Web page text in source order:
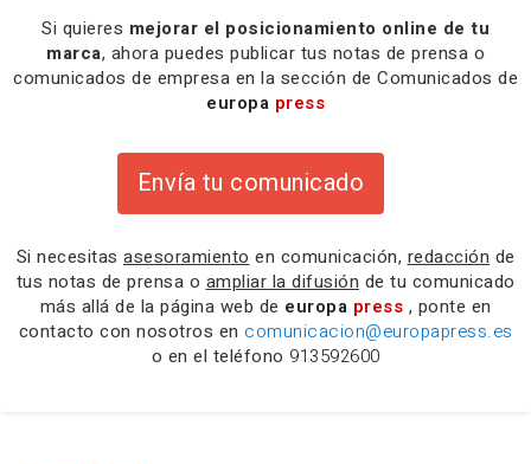
Si quieres mejorar el posicionamiento online de tu
marca, ahora puedes publicar tus notas de prensa o
comunicados de empresa en la sección de Comunicados de
europa press
Envía tu comunicado
Si necesitas asesoramiento en comunicación, redacción de
tus notas de prensa o ampliar la difusión de tu comunicado
más allá de la página web de europa press , ponte en
contacto con nosotros en comunicacion@europapress.es
o en el teléfono 913592600